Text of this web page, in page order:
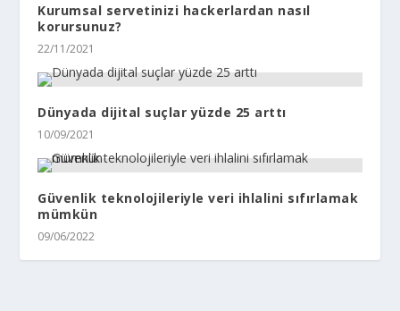
Kurumsal servetinizi hackerlardan nasıl
korursunuz?
22/11/2021
Dünyada dijital suçlar yüzde 25 arttı
10/09/2021
Güvenlik teknolojileriyle veri ihlalini sıfırlamak
mümkün
09/06/2022